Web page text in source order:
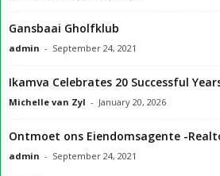
Gansbaai Gholfklub
admin - September 24, 2021
Ikamva Celebrates 20 Successful
Michelle van Zyl - January 20, 2026
Ontmoet ons Eiendomsagente -
admin - September 24, 2021